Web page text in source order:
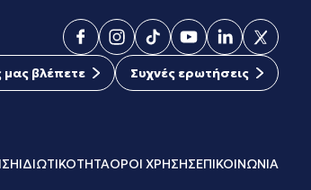
μας βλέπετε Συχνές ερωτήσεις
ΙΔΙΩΤΙΚΟΤΗΤΑΟΡΟΙ ΧΡΗΣΗΣΕΠΙΚΟΙΝΩΝΙΑ